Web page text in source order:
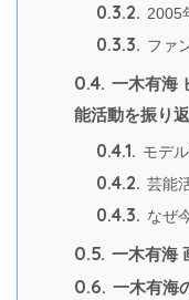
0.3.2. 2005
0.3.3. ファ
0.4. 一木有海
能活動を振り
0.4.1. モデ
0.4.2. 芸能
0.4.3. なぜ
0.5. 一木有海
0.6. 一木有海